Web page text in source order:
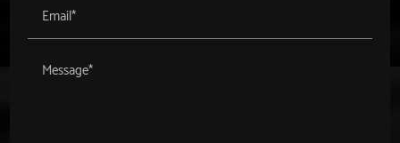
Email*
Message*